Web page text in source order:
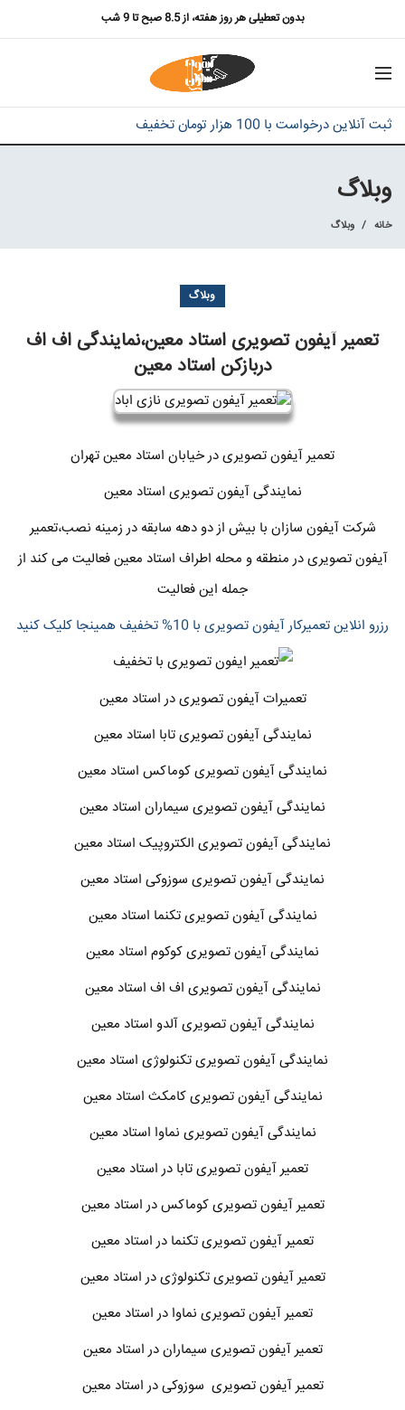
بدون تعطیلی هر روز هفته، از 8.5 صبح تا 9 شب
ثبت آنلاین درخواست با 100 هزار تومان تخفیف
وبلاگ
خانه وبلاگ
وبلاگ
تعمیر آیفون تصویری استاد معین،نمایندگی اف اف
دربازکن استاد معین
تعمیر آیفون تصویری در خیابان استاد معین تهران
نمایندگی آیفون تصویری استاد معین
شرکت آیفون سازان با بیش از دو دهه سابقه در زمینه نصب،تعمیر
آیفون تصویری در منطقه و محله اطراف استاد معین فعالیت می کند از
جمله این فعالیت
رزرو انلاین تعمیرکار آیفون تصویری با 10% تخفیف همینجا کلیک کنید
تعمیرات آیفون تصویری در استاد معین
نمایندگی آیفون تصویری تابا استاد معین
نمایندگی آیفون تصویری کوماکس استاد معین
نمایندگی آیفون تصویری سیماران استاد معین
نمایندگی آیفون تصویری الکتروپیک استاد معین
نمایندگی آیفون تصویری سوزوکی استاد معین
نمایندگی آیفون تصویری تکنما استاد معین
نمایندگی آیفون تصویری کوکوم استاد معین
نمایندگی آیفون تصویری اف اف استاد معین
نمایندگی آیفون تصویری آلدو استاد معین
نمایندگی آیفون تصویری تکنولوژی استاد معین
نمایندگی آیفون تصویری کامکث استاد معین
نمایندگی آیفون تصویری نماوا استاد معین
تعمیر آیفون تصویری تابا در استاد معین
تعمیر آیفون تصویری کوماکس در استاد معین
تعمیر آیفون تصویری تکنما در استاد معین
تعمیر آیفون تصویری تکنولوژی در استاد معین
تعمیر آیفون تصویری نماوا در استاد معین
تعمیر آیفون تصویری سیماران در استاد معین
تعمیر آیفون تصویری سوزوکی در استاد معین